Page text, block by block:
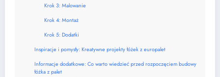
Krok 3: Malowanie
Krok 4: Montaż
Krok 5: Dodatki
Inspiracje i pomysły: Kreatywne projekty łóżek z europalet
Informacje dodatkowe: Co warto wiedzieć przed rozpoczęciem budowy
łóżka z palet